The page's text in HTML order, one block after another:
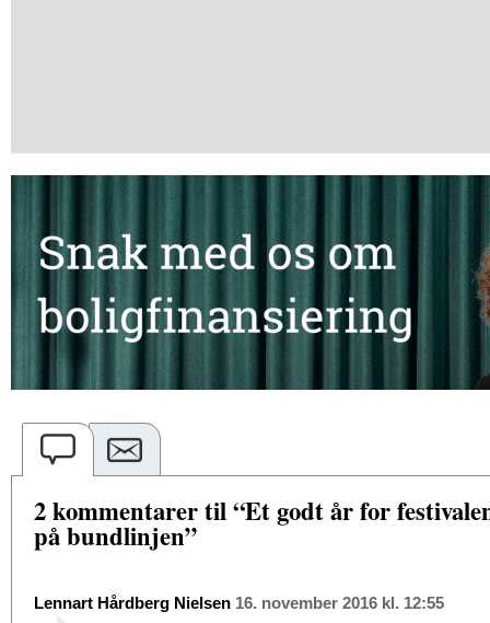
2 kommentarer til “Et godt år for
på bundlinjen”
Lennart Hårdberg Nielsen 16. november 2016 kl. 12:55